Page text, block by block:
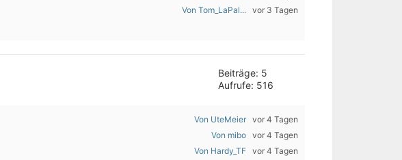
Von Tom_LaPal... vor 3 Tagen
Beiträge: 5
Aufrufe: 516
Von UteMeier vor 4 Tagen
Von mibo vor 4 Tagen
Von Hardy_TF vor 4 Tagen